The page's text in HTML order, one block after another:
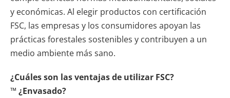
y económicas. Al elegir productos con certificación
FSC, las empresas y los consumidores apoyan las
prácticas forestales sostenibles y contribuyen a un
medio ambiente más sano.
¿Cuáles son las ventajas de utilizar FSC?
™ ¿Envasado?